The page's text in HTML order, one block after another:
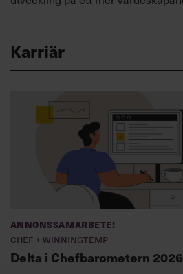
Karriär
Annonssamarbete:
Chef + Winningtemp
Delta i Chefbarometern 2026